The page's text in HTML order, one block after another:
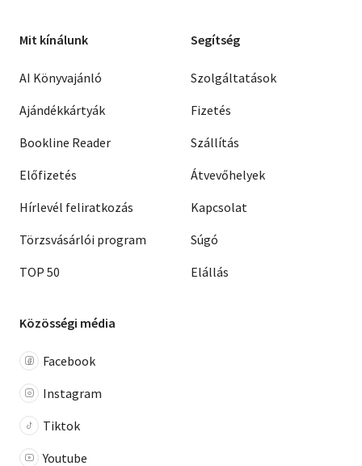
Mit kínálunk
AI Könyvajánló
Ajándékkártyák
Bookline Reader
Előfizetés
Hírlevél feliratkozás
Törzsvásárlói program
TOP 50
Segítség
Szolgáltatások
Fizetés
Szállítás
Átvevőhelyek
Kapcsolat
Súgó
Elállás
Közösségi média
Facebook
Instagram
Tiktok
Youtube